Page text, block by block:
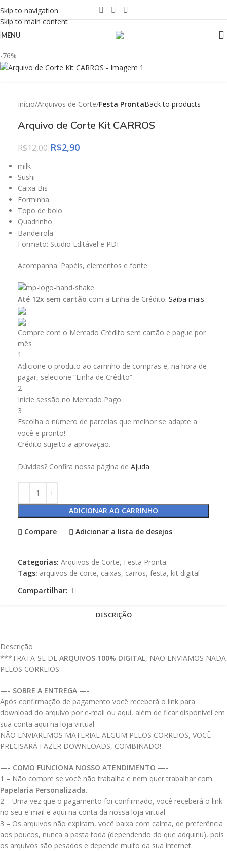
Skip to navigation
Skip to main content
MENU
-76%
Início Arquivos de Corte Festa ProntaBack to products
Arquivo de Corte Kit CARROS
R$12,00 R$2,90
milk
Sushi
Caixa Bis
Forminha
Topo de bolo
Quadrinho
Bandeirola
Formato: Studio Editável e PDF
Acompanha: Papéis, elementos e fonte
Até 12x sem cartão com a Linha de Crédito. Saiba mais
Compre com o Mercado Crédito sem cartão e pague por
mês
1
Adicione o produto ao carrinho de compras e, na hora de
pagar, selecione “Linha de Crédito”.
2
Inicie sessão no Mercado Pago.
3
Escolha o número de parcelas que melhor se adapte a
você e pronto!
Crédito sujeito a aprovação.
Dúvidas? Confira nossa página de Ajuda.
ADICIONAR AO CARRINHO
Compare Adicionar a lista de desejos
Categorias: Arquivos de Corte, Festa Pronta
Tags: arquivos de corte, caixas, carros, festa, kit digital
Compartilhar:
DESCRIÇÃO
Descrição
***TRATA-SE DE ARQUIVOS 100% DIGITAL, NÃO ENVIAMOS NADA
PELOS CORREIOS.
—- SOBRE A ENTREGA —-
Após confirmação de pagamento você receberá o link para
download do arquivo por e-mail ou aqui, além de ficar disponível em
sua conta aqui na loja virtual.
NÃO ENVIAREMOS MATERIAL ALGUM PELOS CORREIOS, VOCÊ
PRECISARÁ FAZER DOWNLOADS, COMBINADO!
—- COMO FUNCIONA NOSSO ATENDIMENTO —-
1 – Não compre se você não trabalha e nem quer trabalhar com
Papelaria Personalizada.
2 – Uma vez que o pagamento foi confirmado, você receberá o link
no seu e-mail e aqui na conta da nossa loja virtual.
3 – Os arquivos não expiram, você baixa com calma, de preferência
aos poucos, nunca a pasta toda (dependendo do que adquiriu), pois
os arquivos são pesados e depende muito da sua internet.